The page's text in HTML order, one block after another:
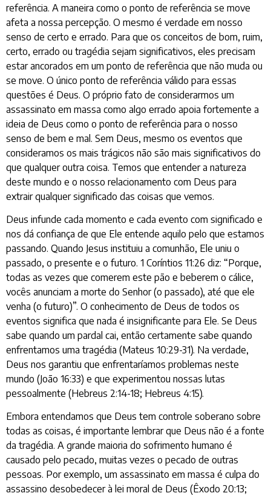
referência. A maneira como o ponto de referência se move
afeta a nossa percepção. O mesmo é verdade em nosso
senso de certo e errado. Para que os conceitos de bom, ruim,
certo, errado ou tragédia sejam significativos, eles precisam
estar ancorados em um ponto de referência que não muda ou
se move. O único ponto de referência válido para essas
questões é Deus. O próprio fato de considerarmos um
assassinato em massa como algo errado apoia fortemente a
ideia de Deus como o ponto de referência para o nosso
senso de bem e mal. Sem Deus, mesmo os eventos que
consideramos os mais trágicos não são mais significativos do
que qualquer outra coisa. Temos que entender a natureza
deste mundo e o nosso relacionamento com Deus para
extrair qualquer significado das coisas que vemos.
Deus infunde cada momento e cada evento com significado e
nos dá confiança de que Ele entende aquilo pelo que estamos
passando. Quando Jesus instituiu a comunhão, Ele uniu o
passado, o presente e o futuro. 1 Coríntios 11:26 diz: “Porque,
todas as vezes que comerem este pão e beberem o cálice,
vocês anunciam a morte do Senhor (o passado), até que ele
venha (o futuro)”. O conhecimento de Deus de todos os
eventos significa que nada é insignificante para Ele. Se Deus
sabe quando um pardal cai, então certamente sabe quando
enfrentamos uma tragédia (Mateus 10:29-31). Na verdade,
Deus nos garantiu que enfrentaríamos problemas neste
mundo (João 16:33) e que experimentou nossas lutas
pessoalmente (Hebreus 2:14-18; Hebreus 4:15).
Embora entendamos que Deus tem controle soberano sobre
todas as coisas, é importante lembrar que Deus não é a fonte
da tragédia. A grande maioria do sofrimento humano é
causado pelo pecado, muitas vezes o pecado de outras
pessoas. Por exemplo, um assassinato em massa é culpa do
assassino desobedecer à lei moral de Deus (Êxodo 20:13;